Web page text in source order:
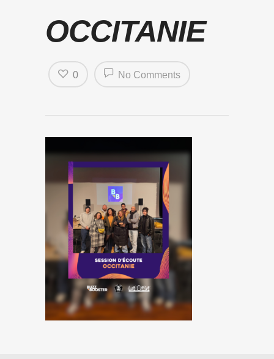
OCCITANIE
No Comments
0